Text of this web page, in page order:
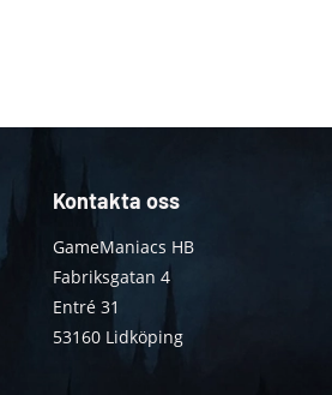
Kontakta oss
GameManiacs HB
Fabriksgatan 4
Entré 31
53160 Lidköping